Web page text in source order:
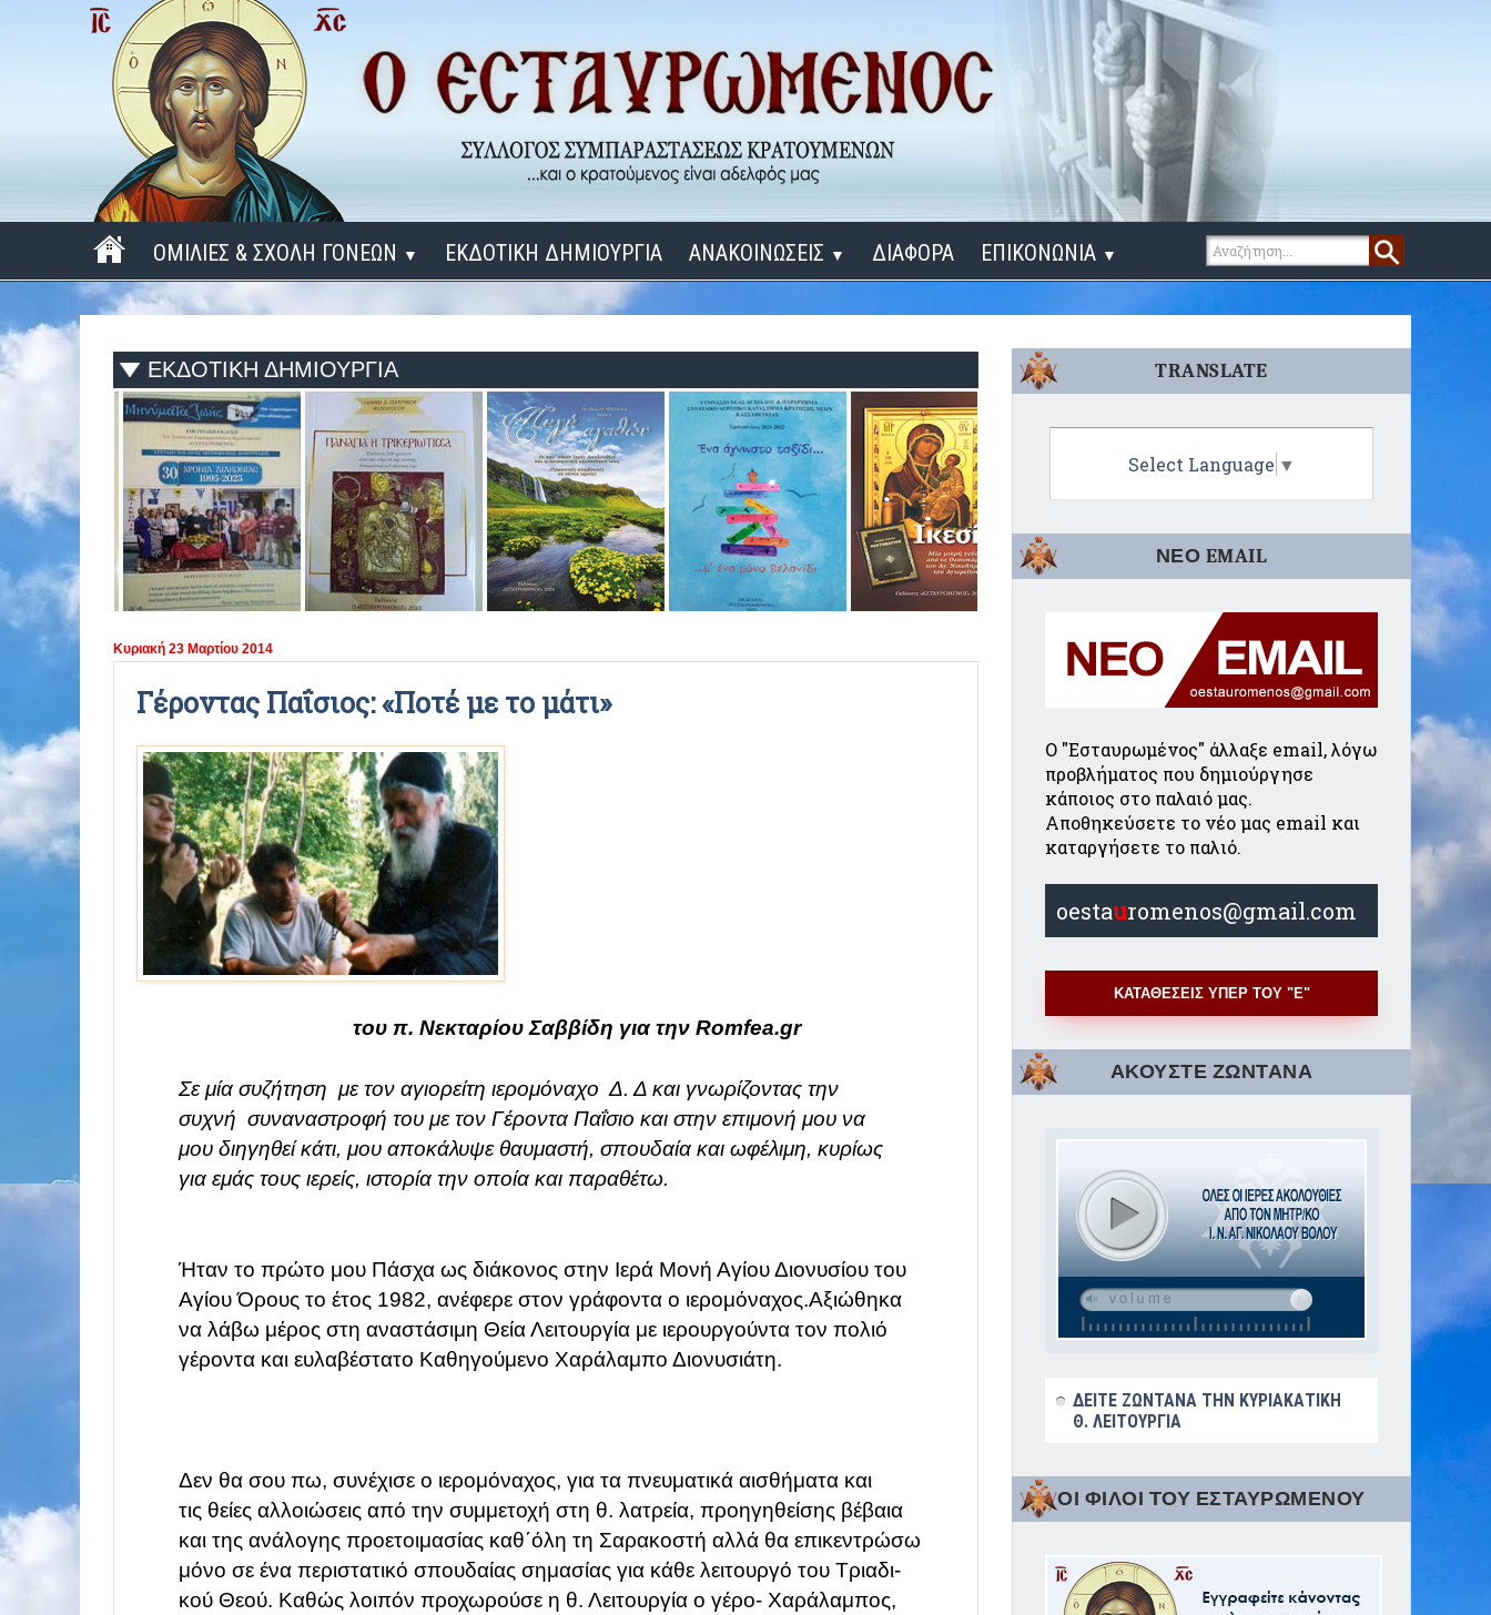
ΟΜΙΛΙΕΣ & ΣΧΟΛΗ ΓΟΝΕΩΝ ▼
ΠΕΡΙΟΔΟΣ 2025 - 2026
ΠΕΡΙΟΔΟΣ 2024 - 2025
ΠΕΡΙΟΔΟΣ 2023 - 2024
ΠΕΡΙΟΔΟΣ 2022 - 2023
ΠΕΡΙΟΔΟΣ 2021 - 2022
ΠΕΡΙΟΔΟΣ 2020 - 2021
ΠΕΡΙΟΔΟΣ 2016 - 2017
ΠΕΡΙΟΔΟΣ 2015 - 2016
ΠΕΡΙΟΔΟΣ 2014 - 2015
ΕΚΔΟΤΙΚΗ ΔΗΜΙΟΥΡΓΙΑ ΑΝΑΚΟΙΝΩΣΕΙΣ ▼
ΔΙΔΑΞΟΝ ΜΕ, ΚΥΡΙΕ
ΓΙΑ ΤΟΥΣ ΜΙΚΡΟΥΣ ΜΑΣ ΦΙΛΟΥΣ
ΡΑΔΙΟΦΩΝΙΚΕΣ ΕΚΠΟΜΠΕΣ
ΒΙΝΤΕΟ
ΔΙΑΦΟΡΑ ΕΠΙΚΟΝΩΝΙΑ ▼
ΕΚΔΟΤΙΚΗ ΔΗΜΙΟΥΡΓΙΑ
Κυριακή 23 Μαρτίου 2014
Γέροντας Παΐσιος: «Ποτέ με το μάτι»
του π. Νεκταρίου Σαββίδη για την Romfea.gr
Σε μία συζήτηση με τον αγιορείτη ιερομόναχο Δ. Δ και γνωρίζοντας την
συχνή συναναστροφή του με τον Γέροντα Παΐσιο και στην επιμονή μου να
μου διηγηθείκάτι, μου αποκάλυψε θαυμαστή, σπουδαία και ωφέλιμη, κυρίως
για εμάς τους ιερείς, ιστορία την οποία και παραθέτω.
Ήταν το πρώτο μου Πάσχα ως διάκονος στην Ιερά Μονή Αγίου Διονυσίου του
Αγίου Όρους το έτος 1982, ανέφερε στον γράφοντα ο ιερομόναχος.Αξιώθηκα
να λάβω μέρος στη αναστάσιμη Θεία Λειτουργία με ιερουργούντα τον πολιό
γέροντα και ευλαβέστατο Καθηγούμενο Χαράλαμπο Διονυσιάτη.
Δεν θα σου πω, συνέχισε ο ιερομόναχος, για τα πνευματικά αισθήματα και
τις θείες αλλοιώσεις από την συμμετοχή στη θ. λατρεία, προηγηθείσης βέβαια
και της ανάλογης προετοιμασίας καθ΄όλη τη Σαρακοστή αλλά θα επικεντρώσω
μόνο σε ένα περιστατικό σπουδαίας σημασίας για κάθε λειτουργό του Τριαδι-
κού Θεού. Καθώς λοιπόν προχωρούσε η θ. Λειτουργία ο γέρο- Χαράλαμπος,
TRANSLATE
Select Language ▼
ΝΕΟ EMAIL
Ο "Εσταυρωμένος" άλλαξε email, λόγω
προβλήματος που δημιούργησε
κάποιος στο παλαιό μας.
Αποθηκεύσετε το νέο μας email και
καταργήσετε το παλιό.
oestauromenos@gmail.com
ΚΑΤΑΘΕΣΕΙΣ ΥΠΕΡ ΤΟΥ "Ε"
ΑΚΟΥΣΤΕ ΖΩΝΤΑΝΑ
ΔΕΙΤΕ ΖΩΝΤΑΝΑ ΤΗΝ ΚΥΡΙΑΚΑΤΙΚΗ
Θ. ΛΕΙΤΟΥΡΓΙΑ
ΟΙ ΦΙΛΟΙ ΤΟΥ ΕΣΤΑΥΡΩΜΕΝΟΥ